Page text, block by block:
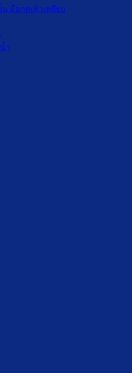
น มือกดเท้าเหยียบ
ำ